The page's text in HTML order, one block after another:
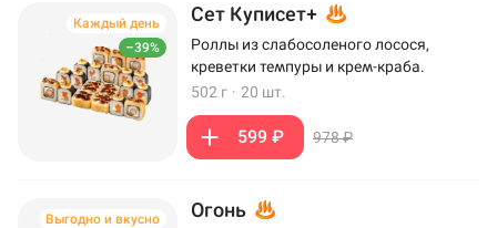
–39%
Каждый день Сет Куписет+
Роллы из слабосоленого лосося,
креветки темпуры и крем-краба.
502 г · 20 шт.
599 ₽ 978 ₽
Выгодно и вкусно Огонь